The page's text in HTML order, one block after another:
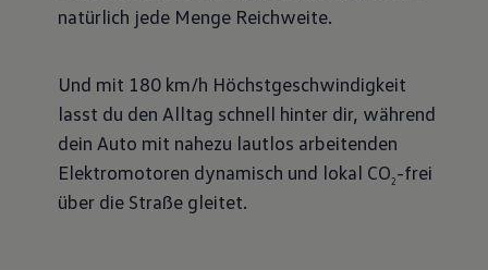
natürlich jede Menge Reichweite.
Und mit 180 km/h Höchstgeschwindigkeit
lasst du den Alltag schnell hinter dir, während
dein Auto mit nahezu lautlos arbeitenden
Elektromotoren dynamisch und lokal CO2-frei
über die Straße gleitet.